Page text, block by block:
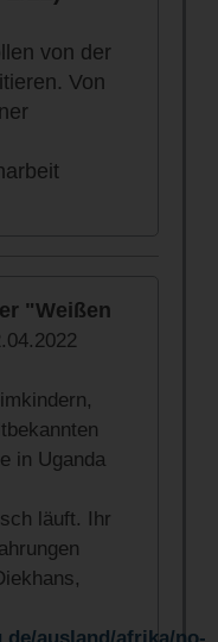
von der
Von
"Weißen
in Uganda
läuft. Ihr
ausland/afrika/no-